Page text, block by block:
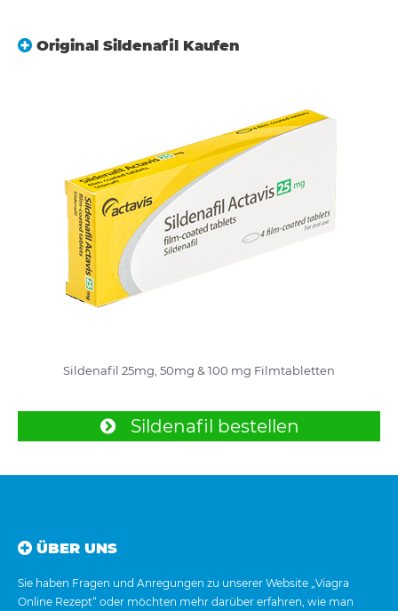
Original Sildenafil Kaufen
Sildenafil 25mg, 50mg & 100 mg Filmtabletten
Sildenafil bestellen
ÜBER UNS
Sie haben Fragen und Anregungen zu unserer Website „Viagra
Online Rezept“ oder möchten mehr darüber erfahren, wie man